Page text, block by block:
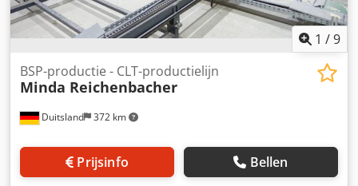
1 /9
Duitsland 372 km
BSP-productie - CLT-productielijn
Minda Reichenbacher
Prijsinfo Bellen